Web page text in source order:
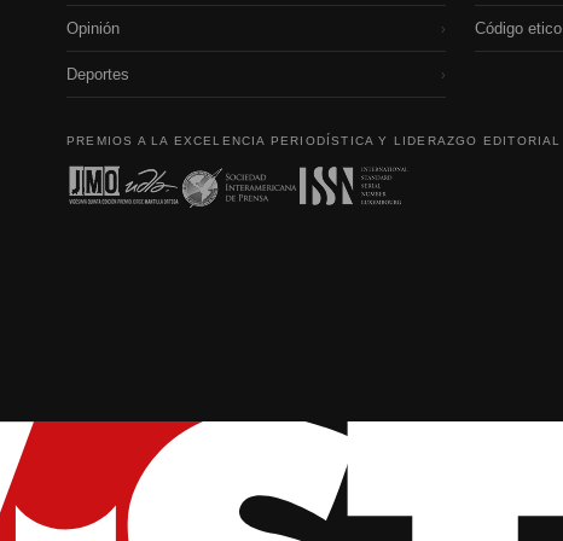
Opinión ›
Deportes ›
Código etico
PREMIOS A LA EXCELENCIA PERIODÍSTICA Y LIDERAZGO EDITORIAL